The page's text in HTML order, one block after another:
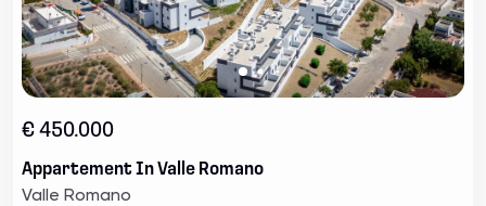
€ 450.000
Appartement In Valle Romano
Valle Romano